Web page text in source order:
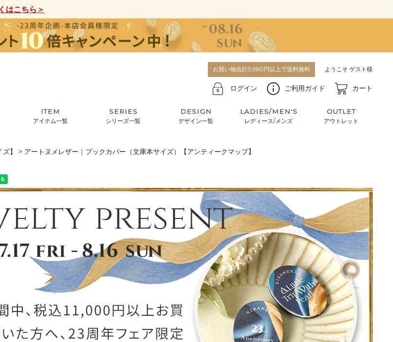
はこちら＞
お買い物合計3,980円以上で送料無料 ようこそ ゲスト様
ログイン ご利用ガイド カート
ITEM
アイテム一覧
パスケース
ーム・キーホルダー アクセサリー レザーケア用品 その他
SERIES
シリーズ一覧
ルリユール
アニマルズ
ブライトン
アートフラグメント
DESIGN
デザイン一覧
す マテリアルから探す
LADIES/MEN'S
レディース/メンズ
For men's
OUTLET
アウトレット
】 アートヌメレザー｜ブックカバー（文庫本サイズ）【アンティークマップ】